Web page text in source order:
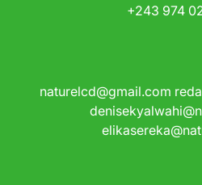
+243 974
naturelcd@gmail.com